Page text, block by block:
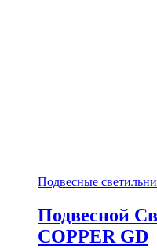
Подвесные
Подвесной
COPPER GD